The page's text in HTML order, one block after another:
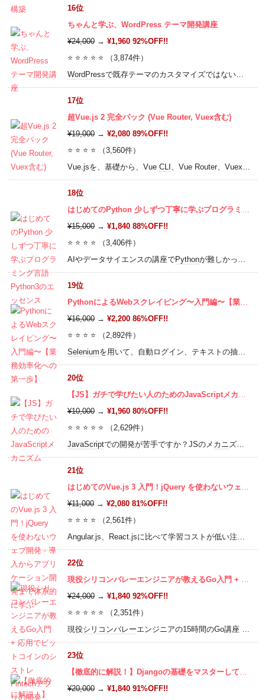
16位
ちゃんと学ぶ、WordPress テーマ開発講座
¥24,000→ ¥1,960 92%OFF!!
⭐ ⭐ ⭐ ⭐ ⭐ （3,874件）
WordPressで既存テーマのカスタマイズではない、オリジナルのウェブサイトを作ろう
17位
超Vue.js 2 完全パック (Vue Router, Vuex含む)
¥19,000→ ¥2,080 89%OFF!!
⭐ ⭐ ⭐ ⭐ （3,560件）
Vue.jsを、基礎から、Vue CLI 、Vue Router、Vuexを使った実践的な内容まで網羅的に学びますので、ぜひこの講座で学んでみてください。ReactやAngularエンジニアの方もぜひ！
18位
はじめてのPython 少しずつ丁寧に学ぶプログラミング言語Python3のエッセンス
¥15,000→ ¥1,840 88%OFF!!
⭐ ⭐ ⭐ ⭐ （3,406件）
AIやデータサイエンスの講座でPythonが難しかった方は、この講座から始めましょう。今最も熱い
19位
PythonによるWebスクレイピング〜入門編〜【業務効率化への第一歩】
¥16,000→ ¥2,200 86%OFF!!
⭐ ⭐ ⭐ ⭐ （2,892件）
Seleniumを用いて、自動ログイン、テキストの抽出、画像データの収集を行ってみよう。データの収集方法を学ぶことで、定期的なデータ収集を効率良く行うことができます。
20位
【JS】ガチで学びたい人のためのJavaScriptメカニズム
¥10,000→ ¥1,960 80%OFF!!
⭐ ⭐ ⭐ ⭐ ⭐ （2,629件）
JavaScriptでの開発が苦手ですか？JSのメ カニズムを学べば「これまでとは全く違うJSの世界」が見えてきます。React、Vue、
21位
はじめてのVue.js 3 入門！jQuery を使わないウェブ開発 - 導入からアプリケーション開発まで体系的に学ぶ
¥11,000→ ¥2,080 81%OFF!!
⭐ ⭐ ⭐ ⭐ （2,561件）
Angular.js、React.jsに比べて学習コストが低い注目度抜群の
22位
現役シリコンバレーエンジニアが教えるGo入門 + 応用でビットコインのシストレFintechアプリの開発
¥24,000→ ¥1,840 92%OFF!!
⭐ ⭐ ⭐ ⭐ ⭐ （2,351件）
現役シリコンバレーエンジニアの15時間のGo講座 〜
23位
【徹底的に解説！】Djangoの基礎をマスターして、3つのアプリを作ろう！（Django2版 / 3版を同時公開中です）
¥20,000→ ¥1,840 91%OFF!!